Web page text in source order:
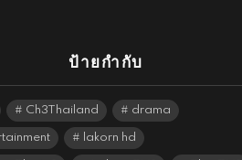
ป้ายกำกับ
Ch3Thailand drama
lakorn hd